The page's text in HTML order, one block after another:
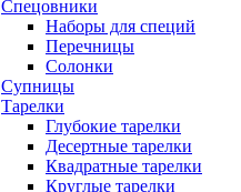
Спецовники
Наборы для специй
Перечницы
Солонки
Супницы
Тарелки
Глубокие тарелки
Десертные тарелки
Квадратные тарелки
Круглые тарелки